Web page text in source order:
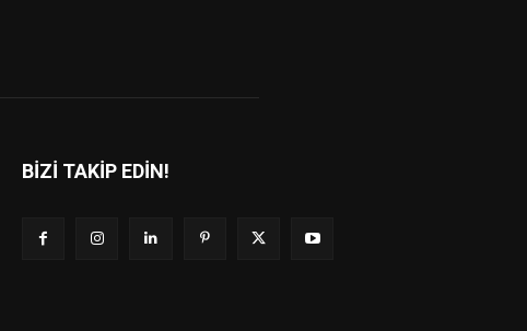
BİZİ TAKİP EDİN!